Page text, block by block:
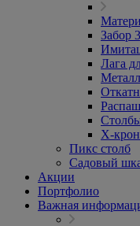
Забор
Лага
Х-
Пикс столб
Садовый
Акции
Портфолио
Важная